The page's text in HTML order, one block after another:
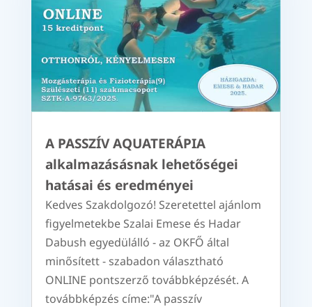
A PASSZÍV AQUATERÁPIA
alkalmazásásnak lehetőségei
hatásai és eredményei
Kedves Szakdolgozó! Szeretettel ajánlom
figyelmetekbe Szalai Emese és Hadar
Dabush egyedülálló - az OKFŐ által
minősített - szabadon választható
ONLINE pontszerző továbbképzését. A
továbbképzés címe:"A passzív